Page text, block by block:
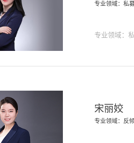
专业领域：私
专业领域：
宋丽姣
专业领域：反